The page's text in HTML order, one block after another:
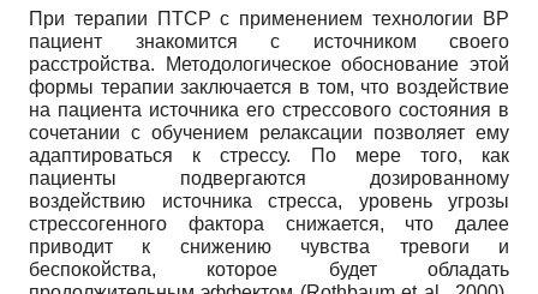
При терапии ПТСР с применением технологии ВР
пациент знакомится с источником своего
расстройства. Методологическое обоснование этой
формы терапии заключается в том, что воздействие
на пациента источника его стрессового состояния в
сочетании с обучением релаксации позволяет ему
адаптироваться к стрессу. По мере того, как
пациенты подвергаются дозированному
воздействию источника стресса, уровень угрозы
стрессогенного фактора снижается, что далее
приводит к снижению чувства тревоги и
беспокойства, которое будет обладать